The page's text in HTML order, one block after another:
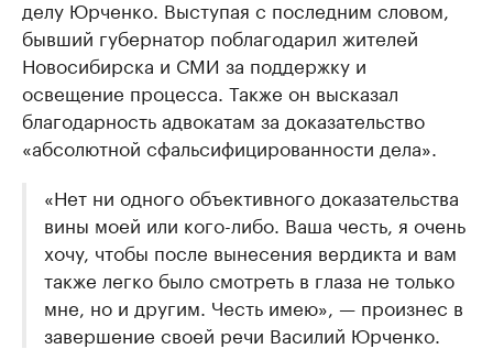
делу Юрченко. Выступая с последним словом,
бывший губернатор поблагодарил жителей
Новосибирска и СМИ за поддержку и
освещение процесса. Также он высказал
благодарность адвокатам за доказательство
«абсолютной сфальсифицированности дела».
«Нет ни одного объективного доказательства
вины моей или кого-либо. Ваша честь, я очень
хочу, чтобы после вынесения вердикта и вам
также легко было смотреть в глаза не только
мне, но и другим. Честь имею», — произнес в
завершение своей речи Василий Юрченко.